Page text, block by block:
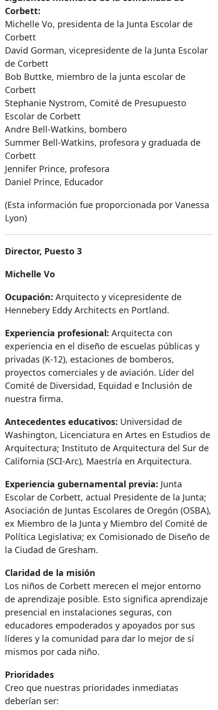
Corbett:
Michelle Vo, presidenta de la Junta Escolar de
Corbett
David Gorman, vicepresidente de la Junta Escolar
de Corbett
Bob Buttke, miembro de la junta escolar de
Corbett
Stephanie Nystrom, Comité de Presupuesto
Escolar de Corbett
Andre Bell-Watkins, bombero
Summer Bell-Watkins, profesora y graduada de
Corbett
Jennifer Prince, profesora
Daniel Prince, Educador
(Esta información fue proporcionada por Vanessa
Lyon)
Director, Puesto 3
Michelle Vo
Ocupación: Arquitecto y vicepresidente de
Hennebery Eddy Architects en Portland.
Experiencia profesional: Arquitecta con
experiencia en el diseño de escuelas públicas y
privadas (K-12), estaciones de bomberos,
proyectos comerciales y de aviación. Líder del
Comité de Diversidad, Equidad e Inclusión de
nuestra firma.
Antecedentes educativos: Universidad de
Washington, Licenciatura en Artes en Estudios de
Arquitectura; Instituto de Arquitectura del Sur de
California (SCI-Arc), Maestría en Arquitectura.
Experiencia gubernamental previa: Junta
Escolar de Corbett, actual Presidente de la Junta;
Asociación de Juntas Escolares de Oregón (OSBA),
ex Miembro de la Junta y Miembro del Comité de
Política Legislativa; ex Comisionado de Diseño de
la Ciudad de Gresham.
Claridad de la misión
Los niños de Corbett merecen el mejor entorno
de aprendizaje posible. Esto significa aprendizaje
presencial en instalaciones seguras, con
educadores empoderados y apoyados por sus
líderes y la comunidad para dar lo mejor de sí
mismos por cada niño.
Prioridades
Creo que nuestras prioridades inmediatas
deberían ser: